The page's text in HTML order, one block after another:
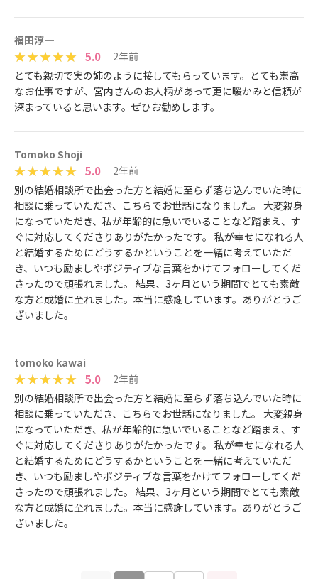
福田淳一
5.0
2年前
とても親切で実の姉のように接してもらっています。とても崇高
なお仕事ですが、宮内さんのお人柄があって更に暖かみと信頼が
深まっていると思います。ぜひお勧めします。
Tomoko Shoji
5.0
2年前
別の結婚相談所で出会った方と結婚に至らず落ち込んでいた時に
相談に乗っていただき、こちらでお世話になりました。 大変親身
になっていただき、私が年齢的に急いでいることなど踏まえ、す
ぐに対応してくださりありがたかったです。 私が幸せになれる人
と結婚するためにどうするかということを一緒に考えていただ
き、いつも励ましやポジティブな言葉をかけてフォローしてくだ
さったので頑張れました。 結果、3ヶ月という期間でとても素敵
な方と成婚に至れました。本当に感謝しています。ありがとうご
ざいました。
tomoko kawai
5.0
2年前
別の結婚相談所で出会った方と結婚に至らず落ち込んでいた時に
相談に乗っていただき、こちらでお世話になりました。 大変親身
になっていただき、私が年齢的に急いでいることなど踏まえ、す
ぐに対応してくださりありがたかったです。 私が幸せになれる人
と結婚するためにどうするかということを一緒に考えていただ
き、いつも励ましやポジティブな言葉をかけてフォローしてくだ
さったので頑張れました。 結果、3ヶ月という期間でとても素敵
な方と成婚に至れました。本当に感謝しています。ありがとうご
ざいました。